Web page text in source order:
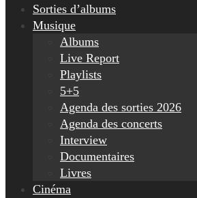
Sorties d’albums
Musique
Albums
Live Report
Playlists
5+5
Agenda des sorties 2026
Agenda des concerts
Interview
Documentaires
Livres
Cinéma